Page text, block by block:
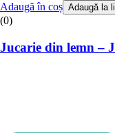
Adaugă în coș Adaugă la
(0)
Jucarie din lemn –